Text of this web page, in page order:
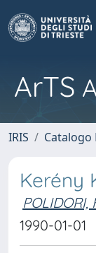
ArTS
IRIS Catalogo
Kerény
POLIDORI,
1990-01-01